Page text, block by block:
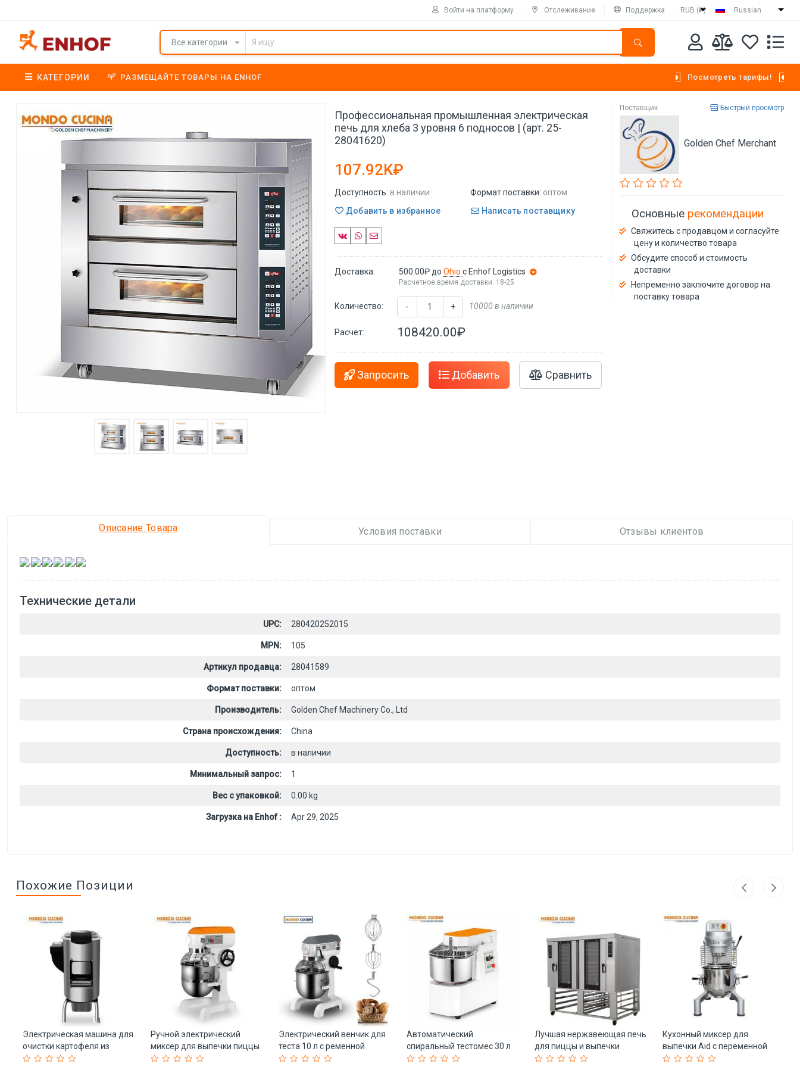
Войти на платформу Отслеживание Поддержка RUB (₽) Russian
Все категории
КАТЕГОРИИ РАЗМЕЩАЙТЕ ТОВАРЫ НА ENHOF Посмотреть тарифы!
Профессиональная промышленная электрическая
печь для хлеба 3 уровня 6 подносов | (арт. 25-
28041620)
107.92K₽
Доступность: в наличии Формат поставки: оптом
Добавить в избранное
Написать поставщику
Доставка: 500.00₽ доOhioс Enhof Logistics
Расчетное время доставки: 18-25
Количество: - + 10000 в наличии
Расчет: 108420.00₽
Запросить Добавить Сравнить
Поставщик Быстрый просмотр
Golden Chef Merchant
Основные рекомендации
Свяжитесь с продавцом и согласуйте
цену и количество товара
Обсудите способ и стоимость
доставки
Непременно заключите договор на
поставку товара
Описание Товара Условия поставки Отзывы клиентов
, , , , ,
Технические детали
UPC: 280420252015
MPN: 105
Артикул продавца: 28041589
Формат поставки: оптом
Производитель: Golden Chef Machinery Co., Ltd
Страна происхождения: China
Доступность: в наличии
Минимальный запрос: 1
Вес с упаковкой: 0.00 kg
Загрузка на Enhof : Apr 29, 2025
Похожие Позиции
Электрическая машина для
очистки картофеля из
нержавеющей стали
Ручной электрический
миксер для выпечки пиццы
(арт. 25-28041871)
Электрический венчик для
теста 10 л с ременной
передачей (арт. 25-
Автоматический
спиральный тестомес 30 л
12 кг | Пекарское
Лучшая нержавеющая печь
для пиццы и выпечки
курицы и хлеба (арт. 25-
Кухонный миксер для
выпечки Aid с переменной
частотой для